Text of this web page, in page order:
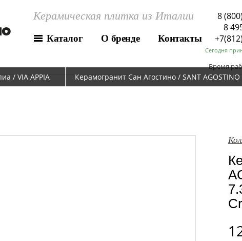
Керамическая плитка из Италии
Каталог О бренде Контакты
8
8
Сегодня
Время
/ VIA APPIA Керамогранит Сан Агостино / SANT